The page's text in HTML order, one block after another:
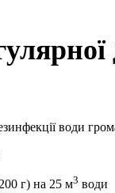
води
г) на 25 м3 води